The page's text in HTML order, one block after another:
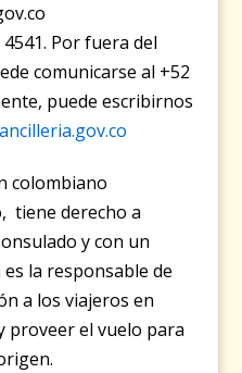
4541. Por fuera del
comunicarse al +52
puede escribirnos
colombiano
tiene derecho a
y con un
la responsable de
a los viajeros en
proveer el vuelo para